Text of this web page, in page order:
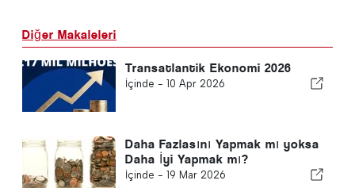
Diğer Makaleleri
Transatlantik Ekonomi 2026
İçinde - 10 Apr 2026
Daha Fazlasını Yapmak mı yoksa
Daha İyi Yapmak mı?
İçinde - 19 Mar 2026